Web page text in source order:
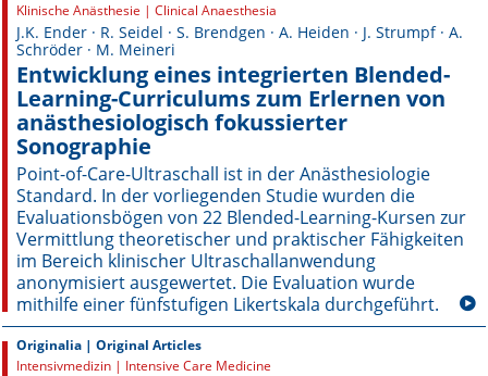
Aktuelle Ausgabe
Leitlinien
Archiv
Supplements
Supplements OrphanAnesthesia
Online First
A&I English
Mediadaten
Klinische Anästhesie | Clinical Anaesthesia
J.K. Ender · R. Seidel · S. Brendgen · A. Heiden · J. Strumpf · A.
Schröder · M. Meineri
Entwicklung eines integrierten Blended-
Learning-Curriculums zum Erlernen von
anästhesiologisch fokussierter
Sonographie
Point-of-Care-Ultraschall ist in der Anästhesiologie
Standard. In der vorliegenden Studie wurden die
Evaluationsbögen von 22 Blended-Learning-Kursen zur
Vermittlung theoretischer und praktischer Fähigkeiten
im Bereich klinischer Ultraschallanwendung
anonymisiert ausgewertet. Die Evaluation wurde
mithilfe einer fünfstufigen Likertskala durchgeführt.
Originalia | Original Articles
Intensivmedizin | Intensive Care Medicine